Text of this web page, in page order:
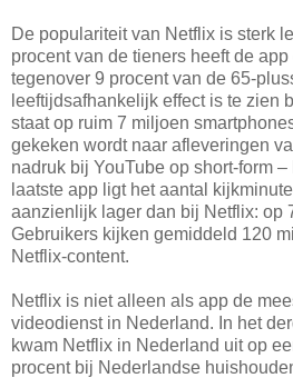
De populariteit van Netflix is sterk
procent van de tieners heeft de
tegenover 9 procent van de 65-
leeftijdsafhankelijk effect is te zien
staat op ruim 7 miljoen
gekeken wordt naar afleveringen
nadruk bij YouTube op short-form
laatste app ligt het aantal
aanzienlijk lager dan bij Netflix: op
Gebruikers kijken gemiddeld 120
Netflix-content.
Netflix is niet alleen als app de
videodienst in Nederland. In het
kwam Netflix in Nederland uit op
procent bij Nederlandse